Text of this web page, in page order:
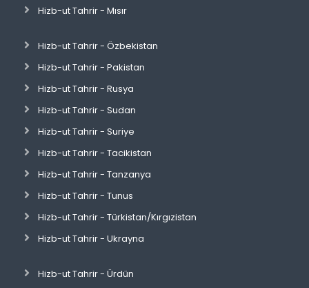
Hizb-ut Tahrir - Mısır
Hizb-ut Tahrir - Özbekistan
Hizb-ut Tahrir - Pakistan
Hizb-ut Tahrir - Rusya
Hizb-ut Tahrir - Sudan
Hizb-ut Tahrir - Suriye
Hizb-ut Tahrir - Tacikistan
Hizb-ut Tahrir - Tanzanya
Hizb-ut Tahrir - Tunus
Hizb-ut Tahrir - Türkistan/Kırgızistan
Hizb-ut Tahrir - Ukrayna
Hizb-ut Tahrir - Ürdün